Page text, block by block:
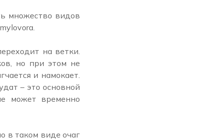
множество видов
на ветки.
но при этом не
и намокает.
– это основной
может временно
в таком виде очаг